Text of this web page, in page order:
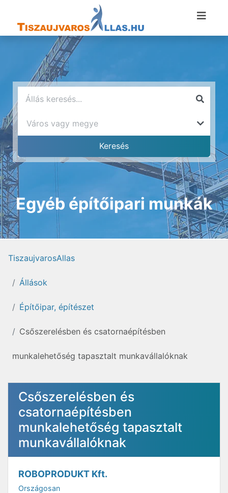
Egyéb építőipari munkák
TiszaujvarosAllas
Állások
Építőipar, építészet
Csőszerelésben és csatornaépítésben
munkalehetőség tapasztalt munkavállalóknak
Csőszerelésben és
csatornaépítésben
munkalehetőség tapasztalt
munkavállalóknak
ROBOPRODUKT Kft.
Országosan